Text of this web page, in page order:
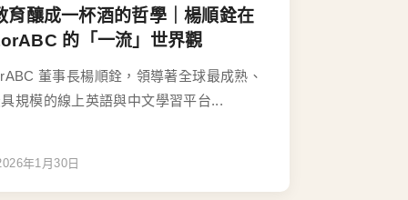
育釀成一杯酒的哲學｜楊順銓在
的「一流」世界觀
董事長楊順銓，領導著全球最成熟、
規模的線上英語與中文學習平台...
年1月30日